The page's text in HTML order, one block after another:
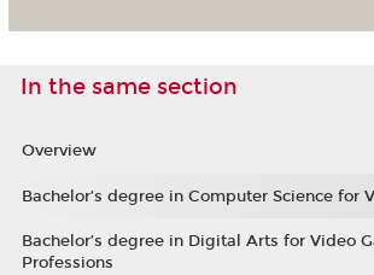
In the same section
Overview
Bachelor’s degree in Computer Science for
Bachelor’s degree in Digital Arts for Video
Professions